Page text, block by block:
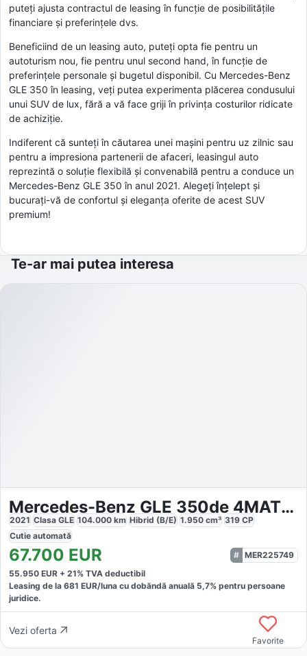
puteți ajusta contractul de leasing în funcție de posibilitățile
financiare și preferințele dvs.
Beneficiind de un leasing auto, puteți opta fie pentru un
autoturism nou, fie pentru unul second hand, în funcție de
preferințele personale și bugetul disponibil. Cu Mercedes-Benz
GLE 350 în leasing, veți putea experimenta plăcerea condusului
unui SUV de lux, fără a vă face griji în privința costurilor ridicate
de achiziție.
Indiferent că sunteți în căutarea unei mașini pentru uz zilnic sau
pentru a impresiona partenerii de afaceri, leasingul auto
reprezintă o soluție flexibilă și convenabilă pentru a conduce un
Mercedes-Benz GLE 350 în anul 2021. Alegeți înțelept și
bucurați-vă de confortul și eleganța oferite de acest SUV
premium!
Te-ar mai putea interesa
Mercedes-Benz GLE 350de 4MATIC AMG Line Plus
2021 Clasa GLE 104.000 km Hibrid (B/E) 1.950 cm³ 319 CP
Cutie automată
67.700 EUR
MER225749
55.950 EUR + 21% TVA deductibil
Leasing de la 681 EUR/luna cu dobăndă anuală 5,7% pentru persoane
juridice.
Vezi oferta
Favorite